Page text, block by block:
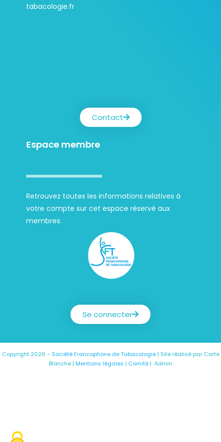
tabacologie.fr
Contact
Espace membre
Retrouvez toutes les informations relatives à
votre compte sur cet espace réservé aux
membres.
Se connecter
Copyright 2026 – Société Francophone de Tabacologie| Site réalisé par Carte
Blanche | Mentions légales | Comité | Admin